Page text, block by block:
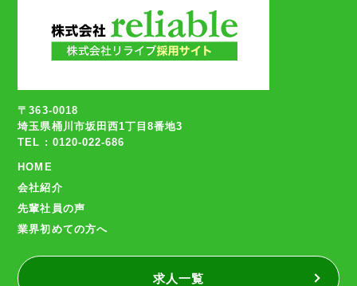
〒363-0018
埼玉県桶川市坂田西1丁目8番地3
TEL : 0120-022-686
HOME
会社紹介
先輩社員の声
業界初めての方へ
求人一覧